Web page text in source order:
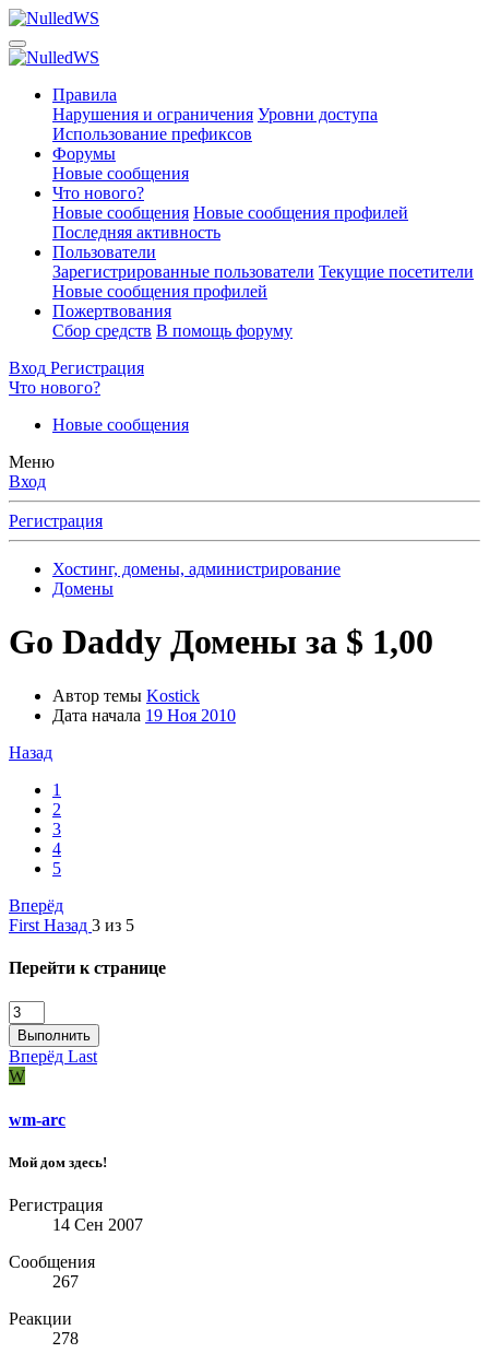
Правила
Нарушения и ограничения Уровни доступа
Использование префиксов
Форумы
Новые сообщения
Что нового?
Новые сообщения Новые сообщения профилей
Последняя активность
Пользователи
Зарегистрированные пользователи Текущие посетители
Новые сообщения профилей
Пожертвования
Сбор средств В помощь форуму
Вход Регистрация
Что нового?
Новые сообщения
Меню
Вход
Регистрация
Хостинг, домены, администрирование
Домены
Go Daddy Домены за $ 1,00
Автор темы Kostick
Дата начала 19 Ноя 2010
Назад
1
2
3
4
5
Вперёд
First Назад 3 из 5
Перейти к странице
Выполнить
Вперёд Last
W
wm-arc
Мой дом здесь!
Регистрация
14 Сен 2007
Сообщения
267
Реакции
278